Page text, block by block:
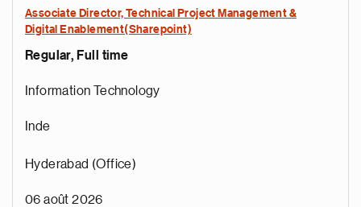
Associate Director, Technical Project Management &
Digital Enablement(Sharepoint)
Regular, Full time
Information Technology
Inde
Hyderabad (Office)
06 août 2026